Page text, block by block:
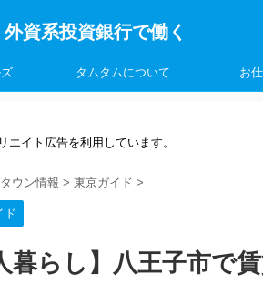
資系投資銀行で働く
タムタムについて お
エイト広告を利用しています。
タウン情報 > 東京ガイド >
ド
暮らし】八王子市で